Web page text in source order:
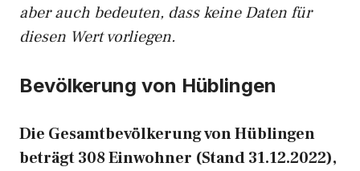
aber auch bedeuten, dass keine Daten für
diesen Wert vorliegen.
Bevölkerung von Hüblingen
Die Gesamtbevölkerung von Hüblingen
beträgt 308 Einwohner (Stand 31.12.2022),